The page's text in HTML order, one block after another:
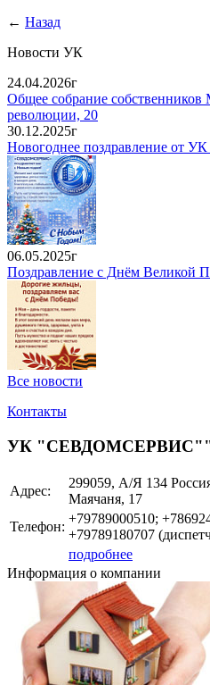
← Назад
Новости УК
24.04.2026г
Общее собрание
революции, 20
30.12.2025г
Новогоднее поздравление
06.05.2025г
Поздравление с Днём Великой
Все новости
Контакты
УК
Адрес:
299059, А/Я 134
Маячаня, 17
Телефон:
+79789000510;
+79789180707
подробнее
Информация о компании